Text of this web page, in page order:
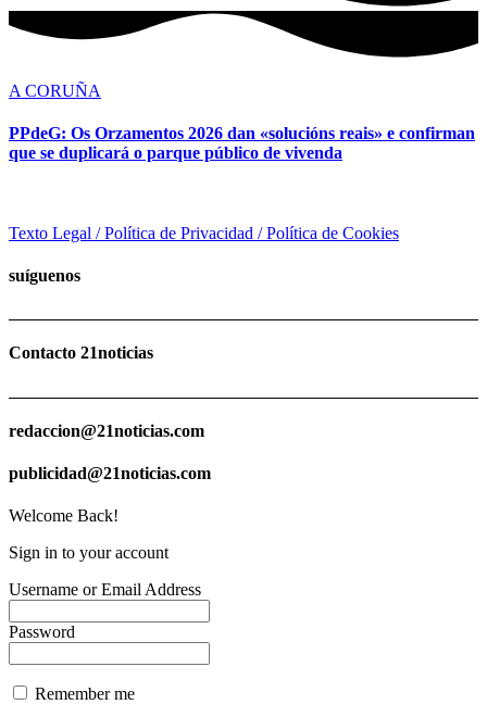
A CORUÑA
PPdeG: Os Orzamentos 2026 dan «solucións reais» e confirman
que se duplicará o parque público de vivenda
Texto Legal / Política de Privacidad / Política de Cookies
suíguenos
Contacto 21noticias
redaccion@21noticias.com
publicidad@21noticias.com
Welcome Back!
Sign in to your account
Username or Email Address
Password
Remember me